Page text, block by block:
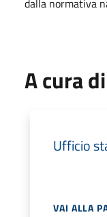
A cura di
Ufficio
VAI ALLA